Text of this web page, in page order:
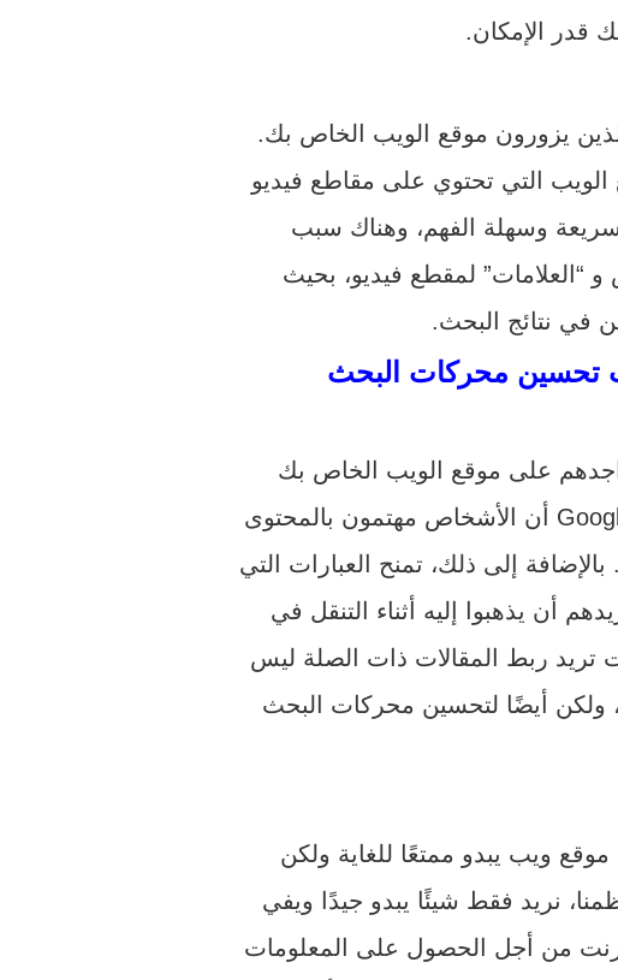
قدر الإمكان.
يزورون موقع الويب الخاص بك.
التي تحتوي على مقاطع فيديو
وسهلة الفهم، وهناك سبب
في نتائج البحث.
تحسين محركات البحث
على موقع الويب الخاص بك
إلى ذلك، تمنح العبارات التي
أن يذهبوا إليه أثناء التنقل في
تريد ربط المقالات ذات الصلة ليس
ولكن أيضًا لتحسين محركات البحث
ويب يبدو ممتعًا للغاية ولكن
نريد فقط شيئًا يبدو جيدًا ويفي
من أجل الحصول على المعلومات